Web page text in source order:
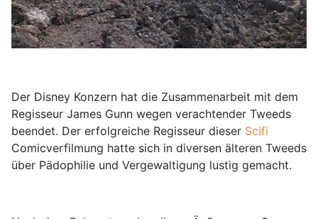
Der Disney Konzern hat die Zusammenarbeit mit dem
Regisseur James Gunn wegen verachtender Tweeds
beendet. Der erfolgreiche Regisseur dieser Scifi
Comicverfilmung hatte sich in diversen älteren Tweeds
über Pädophilie und Vergewaltigung lustig gemacht.